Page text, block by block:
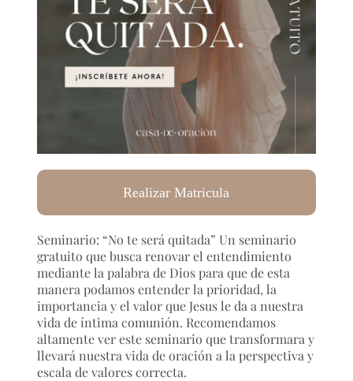
Realizar Matricula
Seminario: “No te será quitada” Un seminario
gratuito que busca renovar el entendimiento
mediante la palabra de Dios para que de esta
manera podamos entender la prioridad, la
importancia y el valor que Jesus le da a nuestra
vida de íntima comunión. Recomendamos
altamente ver este seminario que transformara y
llevará nuestra vida de oración a la perspectiva y
escala de valores correcta.